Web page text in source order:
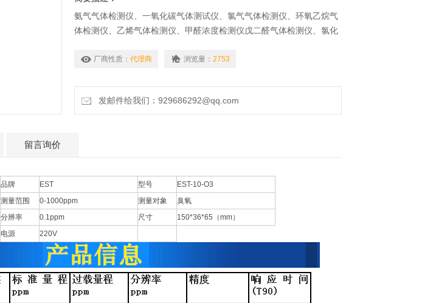
氨气气体检测仪、一氧化碳气体测试仪、氯气气体检测仪、环氧乙烷气
体检测仪、乙烯气体检测仪、甲醛浓度检测仪戊二醛气体检测仪、氯化
测仪、氧气气体检测仪、臭氧气体检测仪、二氧化硫气体检测仪、PID
体浓度检测声光报警仪
厂商性质： 代理商 浏览量： 2753
发邮件给我们：929686292@qq.com
留言询价
品牌 EST 型号
EST-10-O3
测量范围 0-1000ppm 测量对象
臭氧
分辨率 0.1ppm 尺寸
150*36*65（mm）
电源 220V